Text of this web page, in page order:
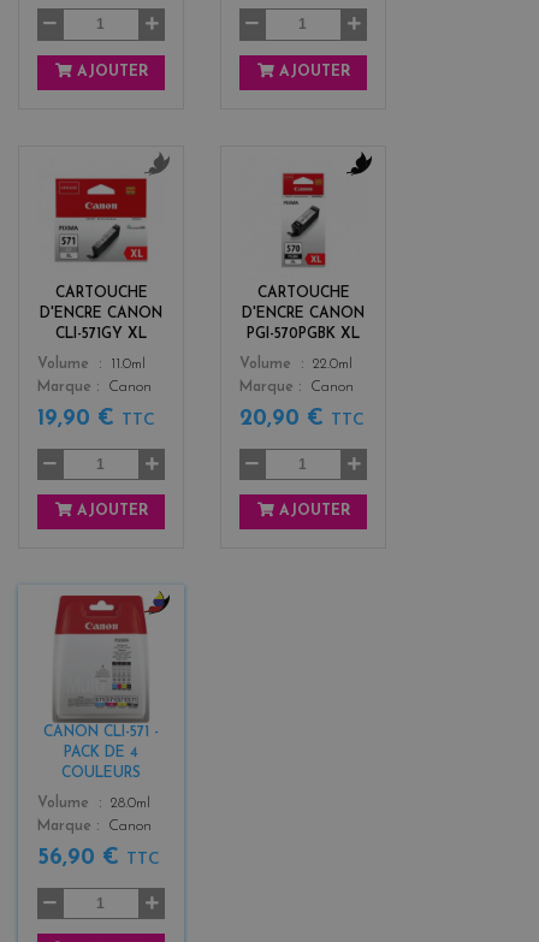
AJOUTER AJOUTER
CARTOUCHE
D'ENCRE CANON
CLI-571GY XL
Color
r
s
Volume
11.0ml
Marque
Canon
19,90 € TTC
AJOUTER
CARTOUCHE
D'ENCRE CANON
PGI-570PGBK XL
Color
k
Volume
22.0ml
Marque
Canon
20,90 € TTC
AJOUTER
CANON CLI-571 -
PACK DE 4
COULEURS
Color
b
k
Volume
28.0ml
Marque
Canon
56,90 € TTC